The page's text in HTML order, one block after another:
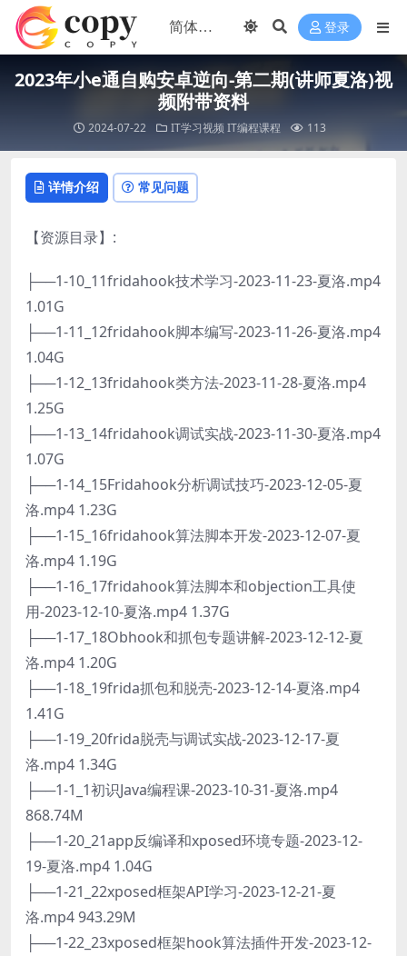
登录
2023年小e通自购安卓逆向-第二期(讲师夏洛)视
频附带资料
2024-07-22 IT学习视频IT编程课程 113
详情介绍 常见问题
【资源目录】:
├──1-10_11fridahook技术学习-2023-11-23-夏洛.mp4
1.01G
├──1-11_12fridahook脚本编写-2023-11-26-夏洛.mp4
1.04G
├──1-12_13fridahook类方法-2023-11-28-夏洛.mp4
1.25G
├──1-13_14fridahook调试实战-2023-11-30-夏洛.mp4
1.07G
├──1-14_15Fridahook分析调试技巧-2023-12-05-夏
洛.mp4 1.23G
├──1-15_16fridahook算法脚本开发-2023-12-07-夏
洛.mp4 1.19G
├──1-16_17fridahook算法脚本和objection工具使
用-2023-12-10-夏洛.mp4 1.37G
├──1-17_18Obhook和抓包专题讲解-2023-12-12-夏
洛.mp4 1.20G
├──1-18_19frida抓包和脱壳-2023-12-14-夏洛.mp4
1.41G
├──1-19_20frida脱壳与调试实战-2023-12-17-夏
洛.mp4 1.34G
├──1-1_1初识Java编程课-2023-10-31-夏洛.mp4
868.74M
├──1-20_21app反编译和xposed环境专题-2023-12-
19-夏洛.mp4 1.04G
├──1-21_22xposed框架API学习-2023-12-21-夏
洛.mp4 943.29M
├──1-22_23xposed框架hook算法插件开发-2023-12-